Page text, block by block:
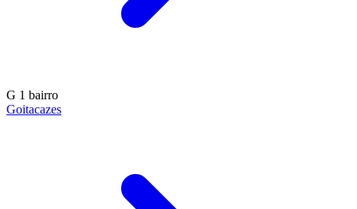
G 1 bairro
Goitacazes